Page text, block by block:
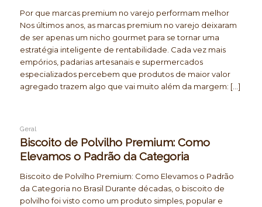
Por que marcas premium no varejo performam melhor
Nos últimos anos, as marcas premium no varejo deixaram
de ser apenas um nicho gourmet para se tornar uma
estratégia inteligente de rentabilidade. Cada vez mais
empórios, padarias artesanais e supermercados
especializados percebem que produtos de maior valor
agregado trazem algo que vai muito além da margem: […]
Geral
Biscoito de Polvilho Premium: Como
Elevamos o Padrão da Categoria
Biscoito de Polvilho Premium: Como Elevamos o Padrão
da Categoria no Brasil Durante décadas, o biscoito de
polvilho foi visto como um produto simples, popular e